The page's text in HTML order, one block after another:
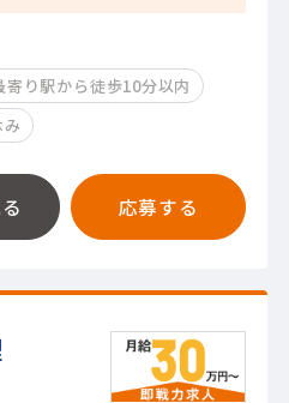
寄り駅から徒歩10分以内
応募する